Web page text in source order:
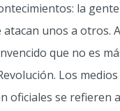
la
atacan unos a otros.
que no es
Los medios
oficiales se refieren